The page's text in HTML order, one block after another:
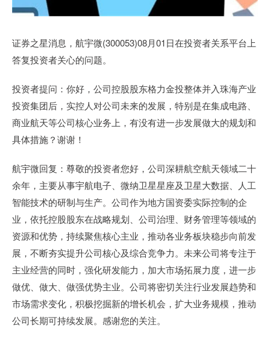
证券之星消息，航宇微(300053)08月01日在投资者关系平台上
答复投资者关心的问题。
投资者提问：你好，公司控股股东格力金投整体并入珠海产业
投资集团后，实控人对公司未来的发展，特别是在集成电路、
商业航天等公司核心业务上，有没有进一步发展做大的规划和
具体措施？谢谢！
航宇微回复：尊敬的投资者您好，公司深耕航空航天领域二十
余年，主要从事宇航电子、微纳卫星星座及卫星大数据、人工
智能技术的研制与生产。公司作为地方国资委实际控制的企
业，依托控股股东在战略规划、公司治理、财务管理等领域的
资源和优势，持续聚焦核心主业，推动各业务板块稳步向前发
展，不断夯实提升公司核心及综合竞争力。未来公司将专注于
主业经营的同时，强化研发能力，加大市场拓展力度，进一步
做优、做大、做强优势主业。公司将密切关注行业发展趋势和
市场需求变化，积极挖掘新的增长机会，扩大业务规模，推动
公司长期可持续发展。感谢您的关注。